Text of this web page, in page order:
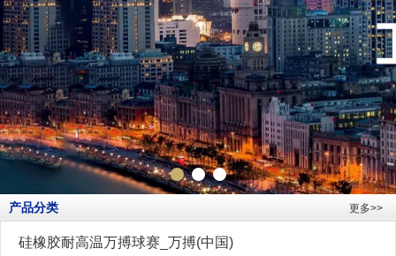
产品分类 更多>>
硅橡胶耐高温万搏球赛_万搏(中国)